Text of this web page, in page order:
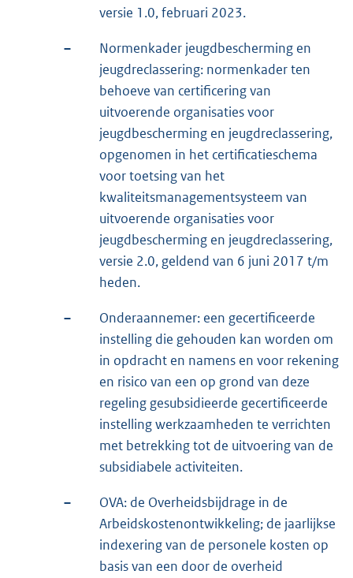
versie 1.0, februari 2023.
–
Normenkader jeugdbescherming en
jeugdreclassering: normenkader ten
behoeve van certificering van
uitvoerende organisaties voor
jeugdbescherming en jeugdreclassering,
opgenomen in het certificatieschema
voor toetsing van het
kwaliteitsmanagementsysteem van
uitvoerende organisaties voor
jeugdbescherming en jeugdreclassering,
versie 2.0, geldend van 6 juni 2017 t/m
heden.
–
Onderaannemer: een gecertificeerde
instelling die gehouden kan worden om
in opdracht en namens en voor rekening
en risico van een op grond van deze
regeling gesubsidieerde gecertificeerde
instelling werkzaamheden te verrichten
met betrekking tot de uitvoering van de
subsidiabele activiteiten.
–
OVA: de Overheidsbijdrage in de
Arbeidskostenontwikkeling; de jaarlijkse
indexering van de personele kosten op
basis van een door de overheid